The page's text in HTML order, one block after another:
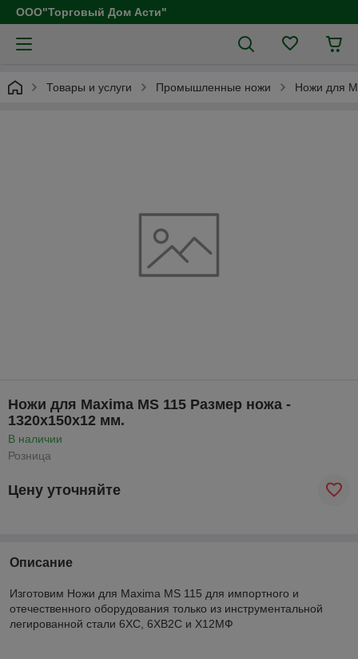
ООО"Торговый Дом Асти"
Товары и услуги Промышленные ножи Ножи для
Ножи для Maxima MS 115 Размер ножа -
1320х150х12 мм.
В наличии
Розница
Цену уточняйте
Описание
Изготовим Ножи для Maxima MS 115 для импортного и
отечественного оборудования только из инструментальной
легированной стали 6ХС, 6ХВ2С и Х12МФ